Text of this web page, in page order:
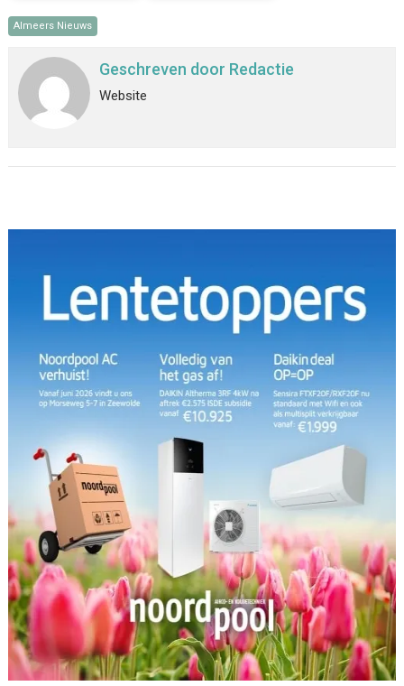
Almeers Nieuws
Geschreven door Redactie
Website